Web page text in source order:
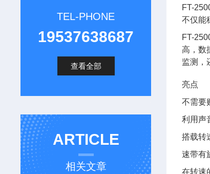
TEL-PHONE
19537638687
查看全部
ARTICLE
相关文章
FT-
不仅能
FT-
高，数
监测，
亮点
不需要
利用声
搭载转
速带有
在转速